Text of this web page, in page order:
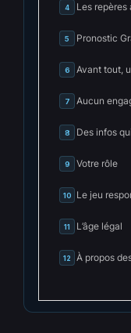
4 Les repères
5 Pronostic
6 Avant tout,
7 Aucun
8 Des infos
9 Votre rôle
10 Le jeu
11 L’âge légal
12 À propos